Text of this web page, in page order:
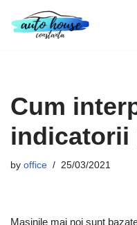
Cum
indicatorii
by office 25/03/2021
Mașinile mai noi sunt